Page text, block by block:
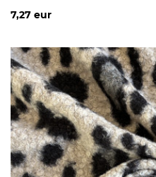
7,27 eur